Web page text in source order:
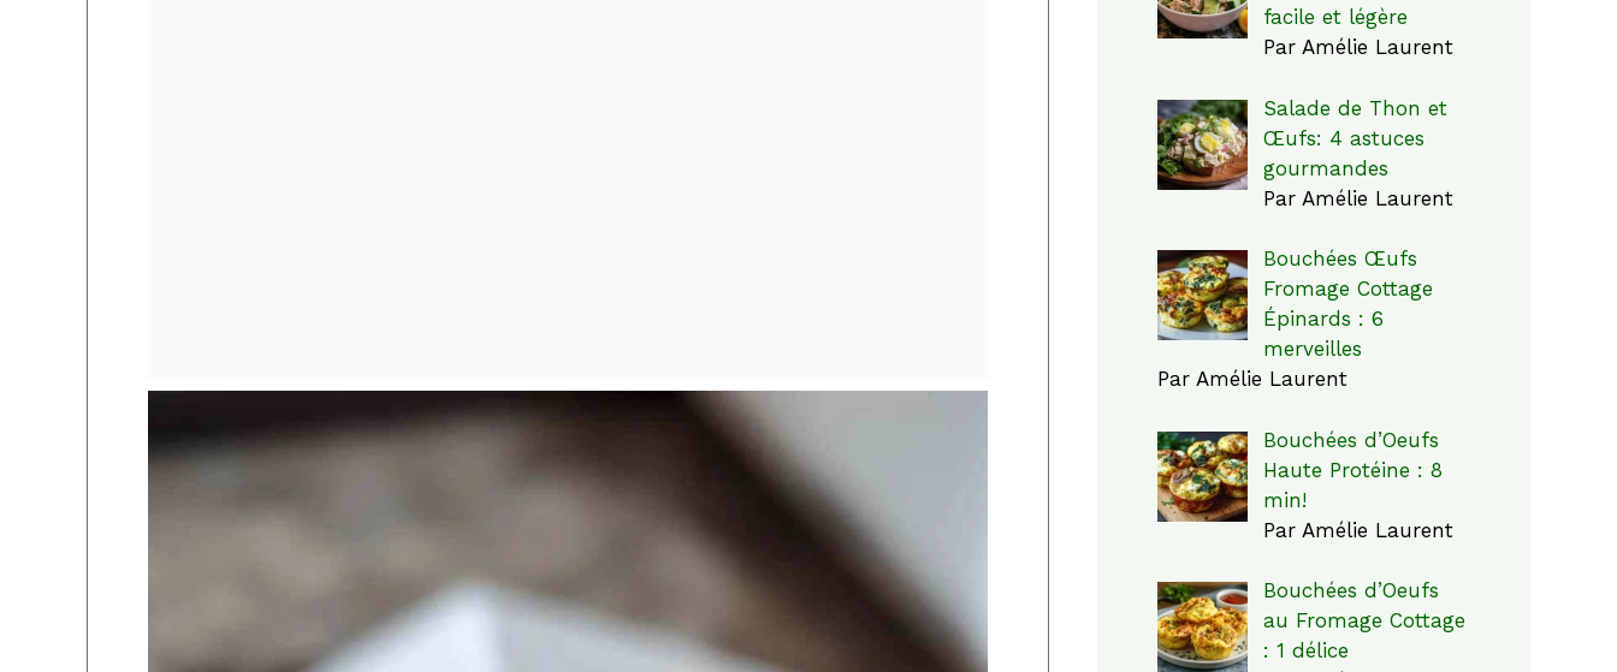
facile et légère
Par Amélie Laurent
Salade de Thon et
Œufs: 4 astuces
gourmandes
Par Amélie Laurent
Bouchées Œufs
Fromage Cottage
Épinards : 6
merveilles
Par Amélie Laurent
Bouchées d’Oeufs
Haute Protéine : 8
min!
Par Amélie Laurent
Bouchées d’Oeufs
au Fromage Cottage
: 1 délice